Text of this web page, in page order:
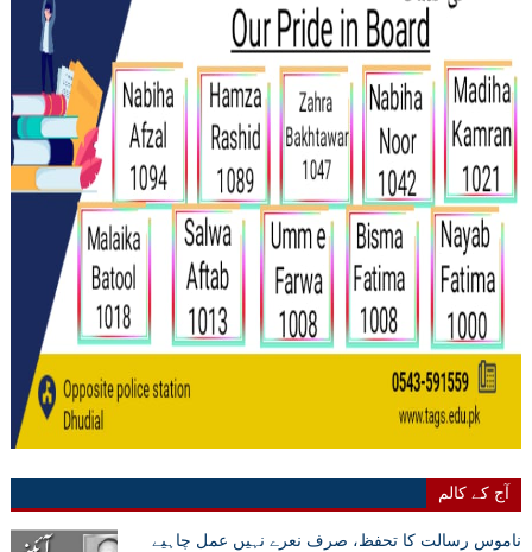
آج کے کالم
ناموس رسالت کا تحفظ، صرف نعرے نہیں عمل چاہیے